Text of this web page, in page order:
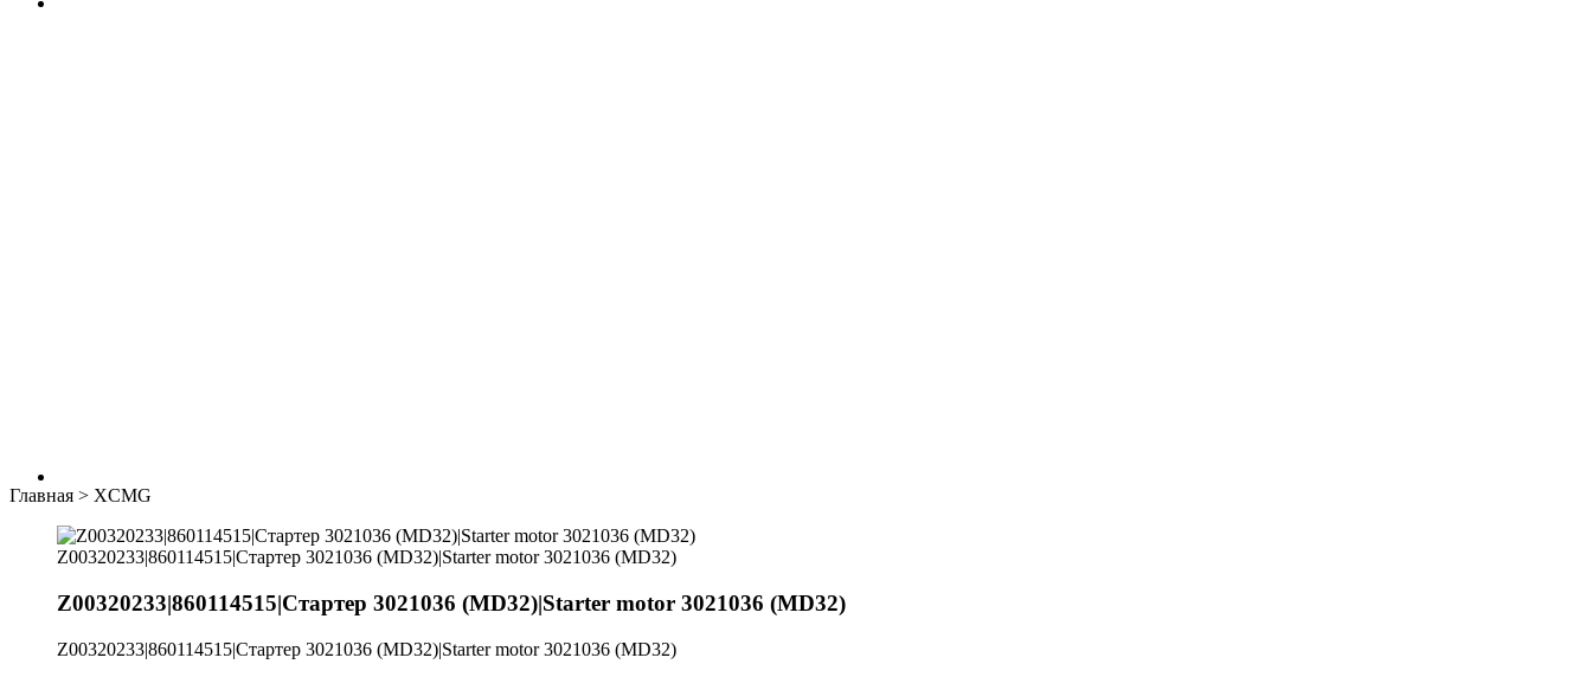
Главная > XCMG
Z00320233|860114515|Стартер 3021036 (MD32)|Starter motor 3021036 (MD32)
Z00320233|860114515|Стартер 3021036 (MD32)|Starter motor 3021036 (MD32)
Z00320233|860114515|Стартер 3021036 (MD32)|Starter motor 3021036 (MD32)